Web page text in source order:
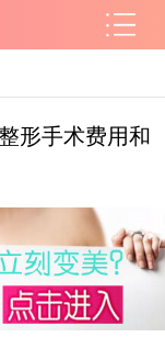
形手术费用和